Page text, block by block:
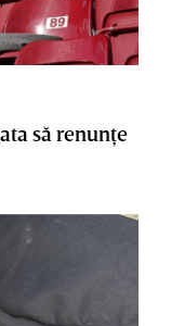
să renunţe